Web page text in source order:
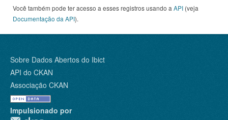
Você também pode ter acesso a esses registros usando a API (veja
Documentação da API).
Sobre Dados Abertos do Ibict
API do CKAN
Associação CKAN
Impulsionado por